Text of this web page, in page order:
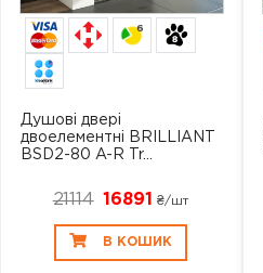
6
Душові двері
двоелементні BRILLIANT
BSD2-80 A-R Tr...
21114 16891₴/шт
В КОШИК